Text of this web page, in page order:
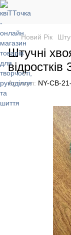
Новий Рік
Штучні
відростків
Артикул: NY-CB-